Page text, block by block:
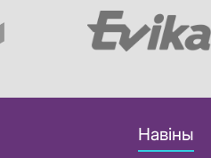
Навіны